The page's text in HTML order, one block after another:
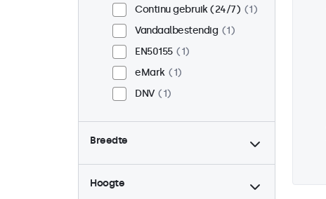
Continu gebruik (24/7)
1
Vandaalbestendig
1
EN50155
1
eMark
1
DNV
1
Breedte
Hoogte